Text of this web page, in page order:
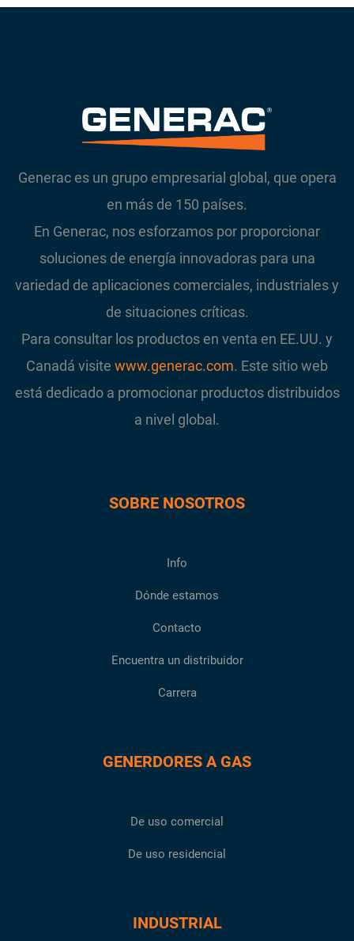
Generac es un grupo empresarial global, que opera
en más de 150 países.
En Generac, nos esforzamos por proporcionar
soluciones de energía innovadoras para una
variedad de aplicaciones comerciales, industriales y
de situaciones críticas.
Para consultar los productos en venta en EE.UU. y
Canadá visite www.generac.com. Este sitio web
está dedicado a promocionar productos distribuidos
a nivel global.
SOBRE NOSOTROS
Info
Dónde estamos
Contacto
Encuentra un distribuidor
Carrera
GENERDORES A GAS
De uso comercial
De uso residencial
INDUSTRIAL